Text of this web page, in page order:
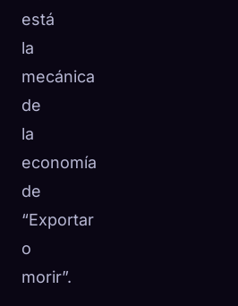
está
la
mecánica
de
la
economía
de
“Exportar
o
morir”.